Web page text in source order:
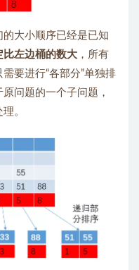
大小顺序已经是已知
比左边桶的数大 ，所有
要进行“各部分”单独排
问题的一个子问题，
。